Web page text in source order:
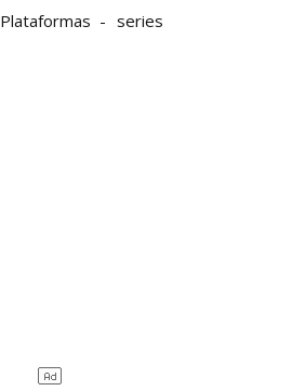
Plataformas series